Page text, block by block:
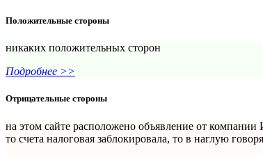
Положительные стороны
никаких положительных сторон
Подробнее >>
Отрицательные стороны
на этом сайте расположено объявление от компании
то счета налоговая заблокировала, то в наглую